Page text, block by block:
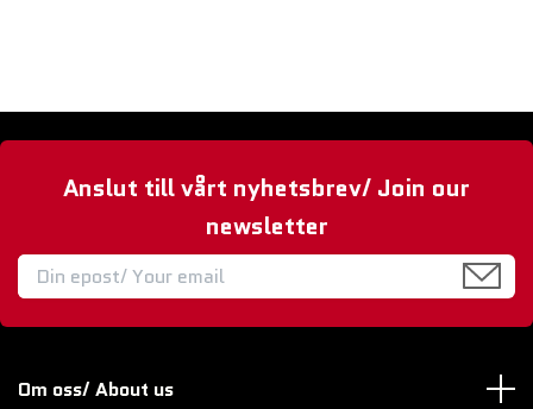
Anslut till vårt nyhetsbrev/ Join our
newsletter
Om oss/ About us